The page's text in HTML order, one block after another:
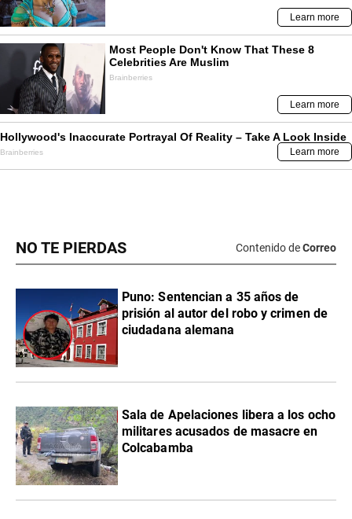
NO TE PIERDAS Contenido deCorreo
Puno: Sentencian a 35 años de
prisión al autor del robo y crimen de
ciudadana alemana
Sala de Apelaciones libera a los ocho
militares acusados de masacre en
Colcabamba